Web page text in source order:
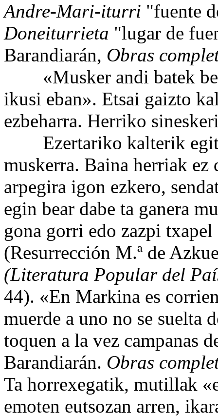
Andre-Mari-iturri "fuente
Doneiturrieta "lugar de
Barandiarán, Obras
«Musker andi batek
ikusi eban». Etsai gaizto
ezbeharra. Herriko
Ezertariko kalterik
muskerra. Baina herriak
arpegira igon ezkero,
egin bear dabe ta ganera
gona gorri edo zazpi
(Resurrección M.ª de
(Literatura Popular del
44). «En Markina es
muerde a uno no se suelta
toquen a la vez campanas
Barandiarán. Obras
Ta horrexegatik, mutillak
emoten eutsozan arren,